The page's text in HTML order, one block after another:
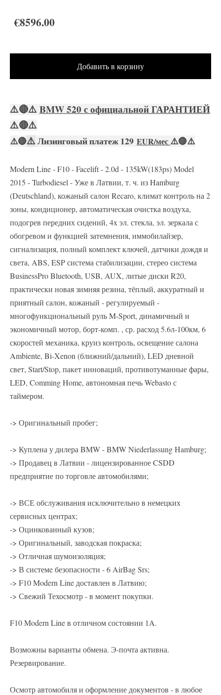
€8596.00
Добавить в корзину
⚠️🔴⚠️BMW 520 с официальной ГАРАНТИЕЙ
⚠️🔴⚠️
⚠️🔴⚠️Лизинговый платеж 129 EUR/мес ⚠️🔴⚠️
Modern Line - F10 - Facelift - 2.0d - 135kW(183ps) Model
2015 - Turbodiesel - Уже в Латвии, т. ч. из Hamburg
(Deutschland), кожаный салон Recaro, климат контроль на 2
зоны, кондиционер, автоматическая очистка воздуха,
подогрев передних сидений, 4x эл. стекла, эл. зеркала с
обогревом и функцией затемнения, иммобилайзер,
сигнализация, полный комплект ключей, датчики дождя и
света, ABS, ESP система стабилизации, стерео система
BusinessPro Bluetooth, USB, AUX, литые диски R20,
практически новая зимняя резина, тёплый, аккуратный и
приятный салон, кожаный - регулируемый -
многофункциональный руль M-Sport, динамичный и
экономичный мотор, борт-комп. , ср. расход 5.6л-100км, 6
скоростей механика, круиз контроль, освещение салона
Ambiente, Bi-Xenon (ближний/дальний), LED дневной
свет, Start/Stop, пакет инноваций, противотуманные фары,
LED, Comming Home, автономная печь Webasto с
таймером.
-> Оригинальный пробег;
-> Куплена у дилера BMW - BMW Niederlassung Hamburg;
-> Продавец в Латвии - лицензированное CSDD
предприятие по торговле автомобилями;
-> ВСЕ обслуживания исключительно в немецких
сервисных центрах;
-> Оцинкованный кузов;
-> Оригинальный, заводская покраска;
-> Отличная шумоизоляция;
-> В системe безопасности - 6 AirBag Srs;
-> F10 Modern Line доставлен в Латвию;
-> Свежий Техосмотр - в момент покупки.
F10 Modern Line в отличном состоянии 1A.
Возможны варианты обмена. Э-почта активна.
Резервирование.
Осмотр автомобиля и оформление документов - в любое